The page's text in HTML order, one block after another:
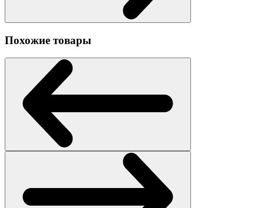
Похожие товары